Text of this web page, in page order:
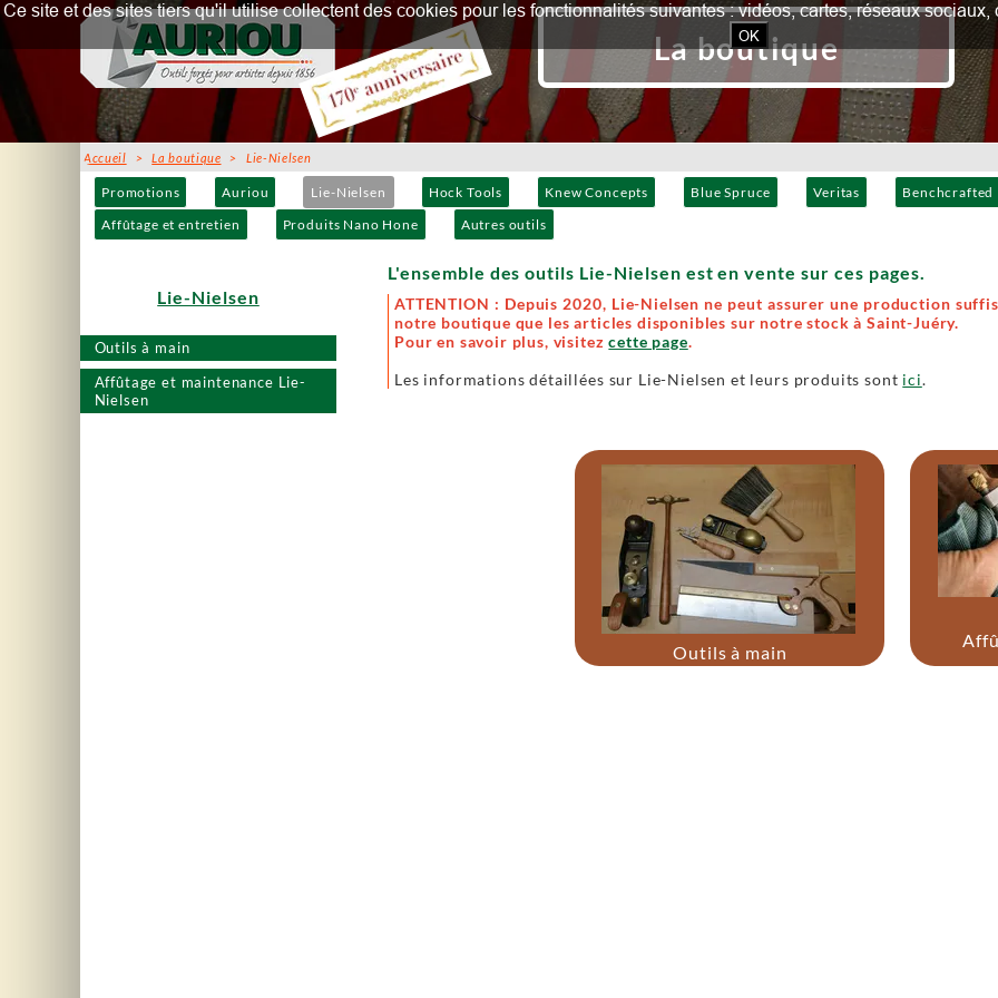
Promotions Auriou Lie-Nielsen Hock Tools Knew Concepts Blue Spruce Veritas Benchcrafted
Affûtage et entretien
Produits Nano Hone Autres outils
Outils à main
Affûtage et maintenance Lie-
Nielsen
La boutique
Accueil >La boutique > Lie-Nielsen
L'ensemble des outils Lie-Nielsen est en vente sur ces pages.
ATTENTION : Depuis 2020, Lie-Nielsen ne peut assurer une production
notre boutique que les articles disponibles sur notre stock à Saint-Juéry.
Pour en savoir plus, visitezcette page.
Les informations détaillées sur Lie-Nielsen et leurs produits sont ici.
Lie-Nielsen
Outils à main
Ce site et des sites tiers qu'il utilise collectent des cookies pour les fonctionnalités suivantes : vidéos, cartes, réseaux
OK